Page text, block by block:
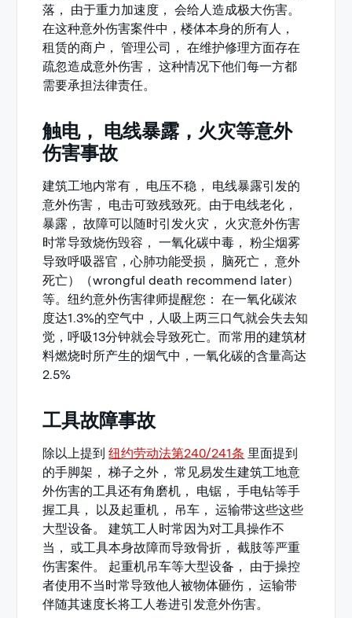
落， 由于重力加速度， 会给人造成极大伤害。
在这种意外伤害案件中，楼体本身的所有人，
租赁的商户， 管理公司， 在维护修理方面存在
疏忽造成意外伤害， 这种情况下他们每一方都
需要承担法律责任。
触电， 电线暴露，火灾等意外
伤害事故
建筑工地内常有， 电压不稳， 电线暴露引发的
意外伤害， 电击可致残致死。由于电线老化，
暴露， 故障可以随时引发火灾， 火灾意外伤害
时常导致烧伤毁容， 一氧化碳中毒， 粉尘烟雾
导致呼吸器官，心肺功能受损， 脑死亡， 意外
死亡）（wrongful death recommend later）
等。纽约意外伤害律师提醒您： 在一氧化碳浓
度达1.3%的空气中，人吸上两三口气就会失去知
觉，呼吸13分钟就会导致死亡。而常用的建筑材
料燃烧时所产生的烟气中，一氧化碳的含量高达
2.5%
工具故障事故
除以上提到纽约劳动法第240/241条 里面提到
的手脚架， 梯子之外， 常见易发生建筑工地意
外伤害的工具还有角磨机， 电锯， 手电钻等手
握工具， 以及起重机， 吊车， 运输带这些这些
大型设备。 建筑工人时常因为对工具操作不
当， 或工具本身故障而导致骨折， 截肢等严重
伤害案件。 起重机吊车等大型设备， 由于操控
者使用不当时常导致他人被物体砸伤， 运输带
伴随其速度长将工人卷进引发意外伤害。